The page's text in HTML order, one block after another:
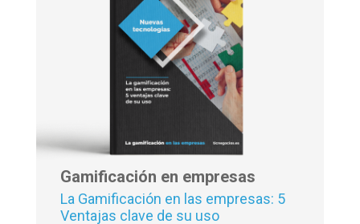
Gamificación en empresas
La Gamificación en las empresas: 5
Ventajas clave de su uso